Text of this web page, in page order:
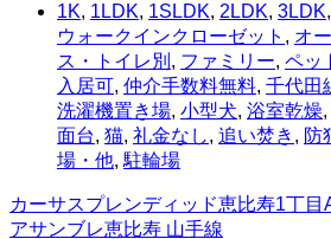
1K, 1LDK, 1SLDK, 2LDK, 3LDK,
ウォークインクローゼット , オ
ス・トイレ別 , ファミリー, ペッ
入居可, 仲介手数料無料, 千代田
洗濯機置き場, 小型犬, 浴室乾燥,
面台, 猫, 礼金なし, 追い焚き , 防
場・他,駐輪場
カーサスプレンディッド恵比寿1丁目
アサンブレ恵比寿 山手線